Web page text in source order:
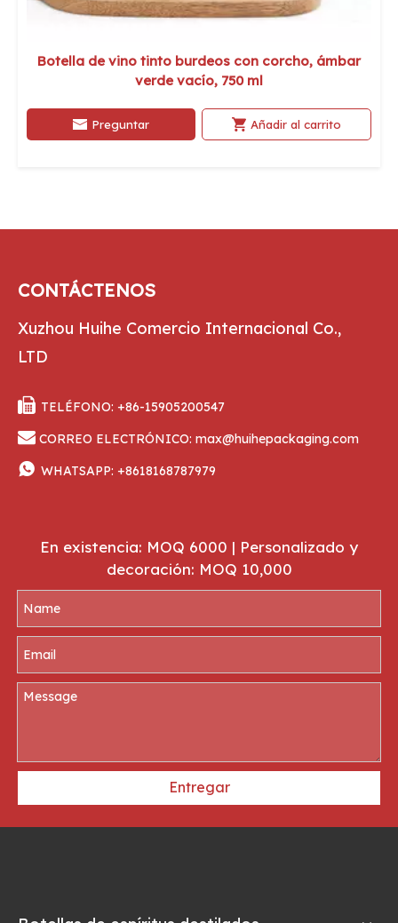
Botella de vino tinto burdeos con corcho, ámbar
verde vacío, 750 ml
Preguntar Añadir al carrito
CONTÁCTENOS
Xuzhou Huihe Comercio Internacional Co.,
LTD
 TELÉFONO: +86-15905200547
 CORREO ELECTRÓNICO: max@huihepackaging.com
 WHATSAPP: +8618168787979
En existencia: MOQ 6000 | Personalizado y
decoración: MOQ 10,000
Entregar